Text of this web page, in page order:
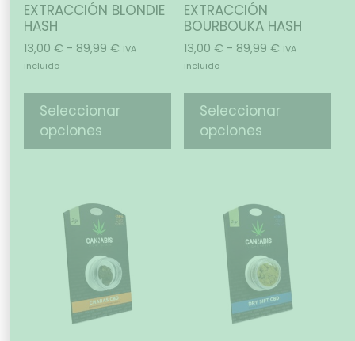
EXTRACCIÓN BLONDIE
HASH
13,00 € - 89,99 € IVA
incluido
Seleccionar
opciones
EXTRACCIÓN
BOURBOUKA HASH
13,00 € - 89,99 € IVA
incluido
Seleccionar
opciones